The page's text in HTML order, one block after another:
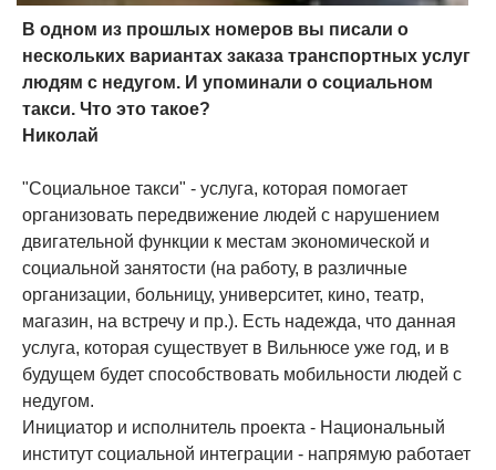
В одном из прошлых номеров вы писали о
нескольких вариантах заказа транспортных услуг
людям с недугом. И упоминали о социальном
такси. Что это такое?
Николай
"Социальное такси" - услуга, которая помогает
организовать передвижение людей с нарушением
двигательной функции к местам экономической и
социальной занятости (на работу, в различные
организации, больницу, университет, кино, театр,
магазин, на встречу и пр.). Есть надежда, что данная
услуга, которая существует в Вильнюсе уже год, и в
будущем будет способствовать мобильности людей с
недугом.
Инициатор и исполнитель проекта - Национальный
институт социальной интеграции - напрямую работает